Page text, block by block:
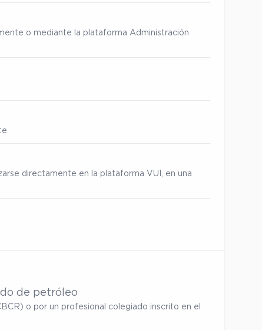
o mediante la plataforma Administración
directamente en la plataforma VUI, en una
de petróleo
o por un profesional colegiado inscrito en el